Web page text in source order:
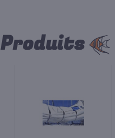
Produits